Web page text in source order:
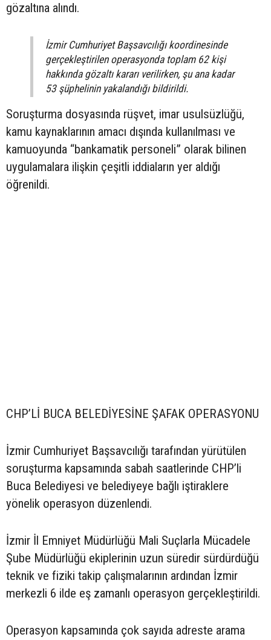
gözaltına alındı.
İzmir Cumhuriyet Başsavcılığı koordinesinde
gerçekleştirilen operasyonda toplam 62 kişi
hakkında gözaltı kararı verilirken, şu ana kadar
53 şüphelinin yakalandığı bildirildi.
Soruşturma dosyasında rüşvet, imar usulsüzlüğü,
kamu kaynaklarının amacı dışında kullanılması ve
kamuoyunda “bankamatik personeli” olarak bilinen
uygulamalara ilişkin çeşitli iddiaların yer aldığı
öğrenildi.
CHP’Lİ BUCA BELEDİYESİNE ŞAFAK OPERASYONU
İzmir Cumhuriyet Başsavcılığı tarafından yürütülen
soruşturma kapsamında sabah saatlerinde CHP’li
Buca Belediyesi ve belediyeye bağlı iştiraklere
yönelik operasyon düzenlendi.
İzmir İl Emniyet Müdürlüğü Mali Suçlarla Mücadele
Şube Müdürlüğü ekiplerinin uzun süredir sürdürdüğü
teknik ve fiziki takip çalışmalarının ardından İzmir
merkezli 6 ilde eş zamanlı operasyon gerçekleştirildi.
Operasyon kapsamında çok sayıda adreste arama